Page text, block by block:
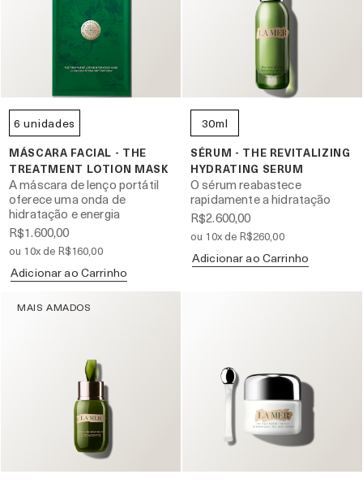
6 unidades
MÁSCARA FACIAL - THE
TREATMENT LOTION MASK
A máscara de lenço portátil
oferece uma onda de
hidratação e energia
R$1.600,00
ou 10x de R$160,00
Adicionar ao Carrinho
30ml
SÉRUM - THE REVITALIZING
HYDRATING SERUM
O sérum reabastece
rapidamente a hidratação
R$2.600,00
ou 10x de R$260,00
Adicionar ao Carrinho
MAIS AMADOS